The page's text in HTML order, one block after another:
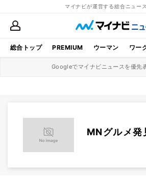
マイナビが運営する総合ニュー
総合トップ PREMIUM ウーマン ワー
Googleでマイナビニュースを優先
MNグルメ発